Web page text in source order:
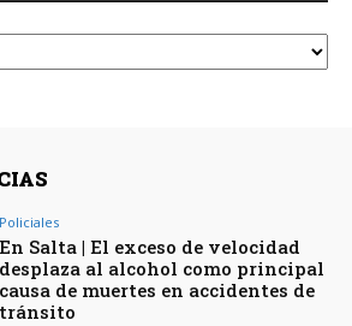
Policiales
En Salta | El exceso de velocidad
desplaza al alcohol como principal
causa de muertes en accidentes de
tránsito